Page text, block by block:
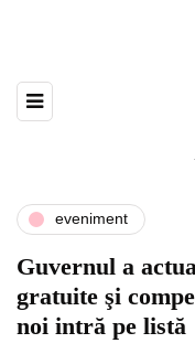
eveniment
Guvernul a
gratuite şi
noi intră pe listă